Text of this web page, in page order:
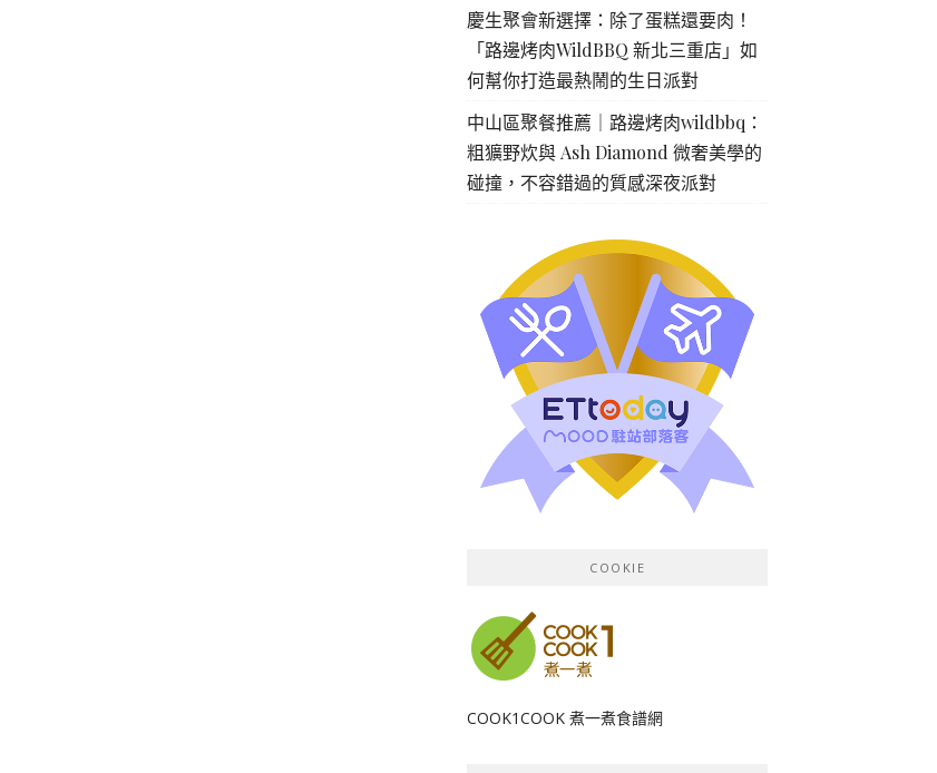
慶生聚會新選擇：除了蛋糕還要肉！
「路邊烤肉WildBBQ 新北三重店」如
何幫你打造最熱鬧的生日派對
中山區聚餐推薦｜路邊烤肉wildbbq：
粗獷野炊與 Ash Diamond 微奢美學的
碰撞，不容錯過的質感深夜派對
COOKIE
COOK1COOK 煮一煮食譜網